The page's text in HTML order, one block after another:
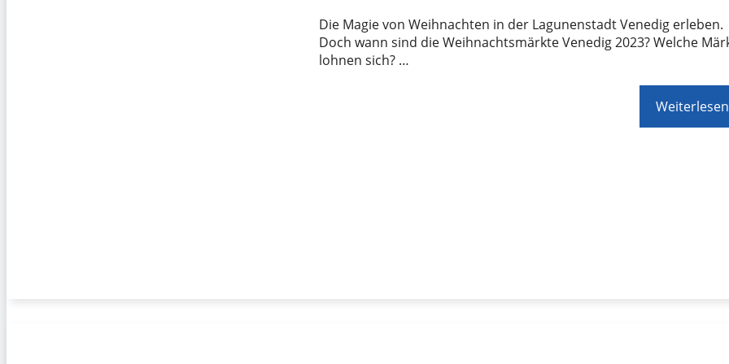
Die Magie von Weihnachten in der Lagunenstadt Venedig erleben.
Doch wann sind die Weihnachtsmärkte Venedig 2023? Welche
lohnen sich? …
Weiterlesen